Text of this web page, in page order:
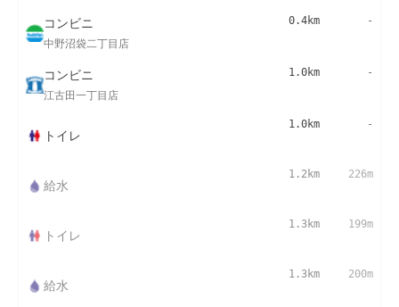
コンビニ
中野沼袋二丁目店
0.4km -
コンビニ
江古田一丁目店
1.0km -
トイレ
1.0km -
給水
1.2km 226m
トイレ
1.3km 199m
給水
1.3km 200m